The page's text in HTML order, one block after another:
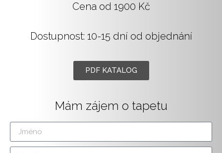
Cena od 1900 Kč
Dostupnost: 10-15 dní od objednání
PDF KATALOG
Mám zájem o tapetu